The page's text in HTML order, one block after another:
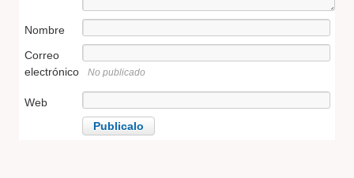
Nombre
Correo
electrónico
No publicado
Web